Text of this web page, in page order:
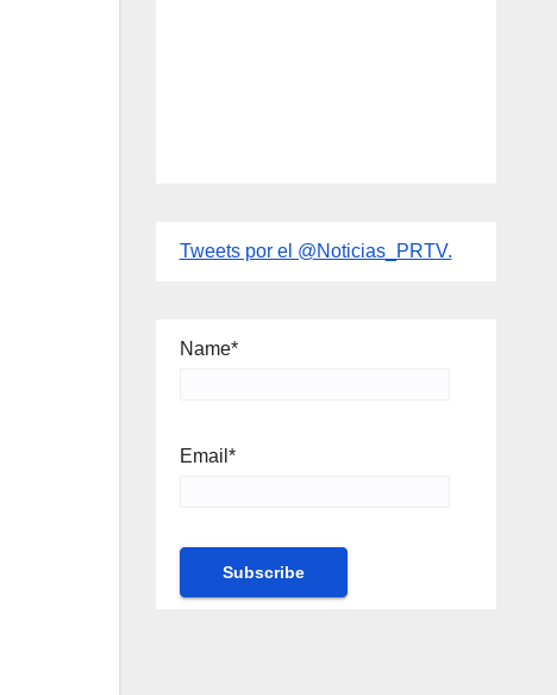
Tweets por el @Noticias_PRTV.
Name*
Email*